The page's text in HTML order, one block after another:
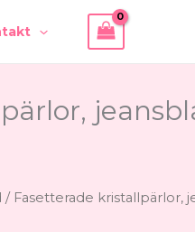
/ Fasetterade kristallpärlor,